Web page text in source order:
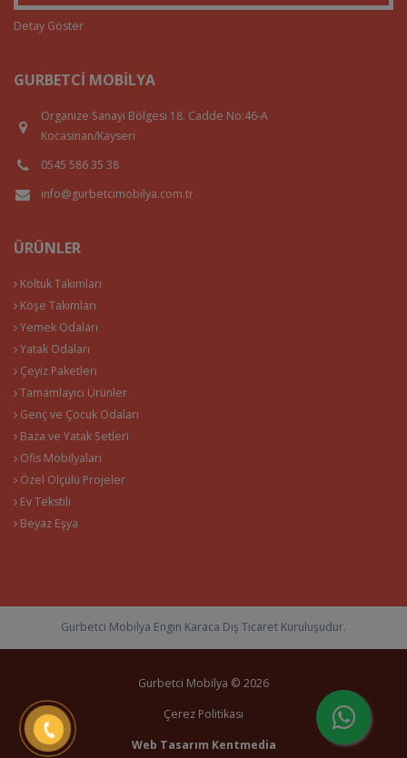
Detay Göster
GURBETCI MOBILYA
Organize Sanayi Bölgesi 18. Cadde No:46-A
Kocasinan/Kayseri
0545 586 35 38
info@gurbetcimobilya.com.tr
ÜRÜNLER
Koltuk Takımları
Köşe Takımları
Yemek Odaları
Yatak Odaları
Çeyiz Paketleri
Tamamlayıcı Ürünler
Genç ve Çocuk Odaları
Baza ve Yatak Setleri
Ofis Mobilyaları
Özel Ölçülü Projeler
Ev Tekstili
Beyaz Eşya
Gurbetci Mobilya Engin Karaca Dış Ticaret Kuruluşudur.
Gurbetci Mobilya © 2026
Çerez Politikası
Web Tasarım Kentmedia